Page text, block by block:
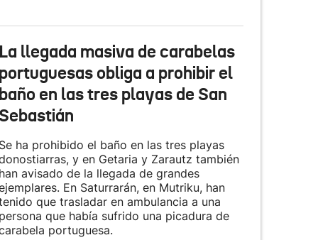
llegada masiva de carabelas
obliga a prohibir el
en las tres playas de San
ha prohibido el baño en las tres playas
y en Getaria y Zarautz también
avisado de la llegada de grandes
En Saturrarán, en Mutriku, han
que trasladar en ambulancia a una
que había sufrido una picadura de
portuguesa.